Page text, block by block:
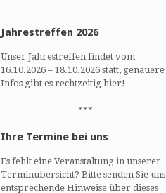
Jahrestreffen 2026
Unser Jahrestreffen findet vom
16.10.2026 – 18.10.2026 statt, genauere
Infos gibt es rechtzeitig hier!
***
Ihre Termine bei uns
Es fehlt eine Veranstaltung in unserer
Terminübersicht? Bitte senden Sie uns
entsprechende Hinweise über dieses